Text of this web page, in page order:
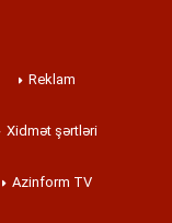
Reklam
Xidmət şərtləri
Azinform TV